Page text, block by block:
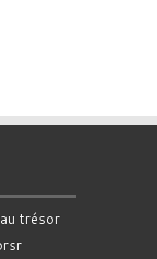
trésor